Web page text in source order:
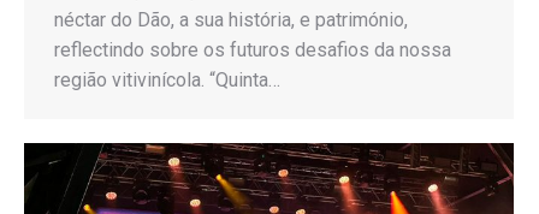
néctar do Dão, a sua história, e património,
reflectindo sobre os futuros desafios da nossa
região vitivinícola. “Quinta…